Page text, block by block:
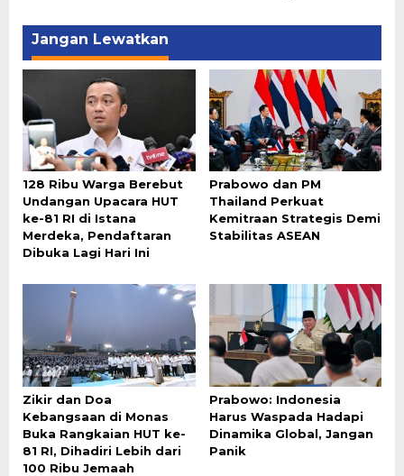
Jangan Lewatkan
128 Ribu Warga Berebut
Undangan Upacara HUT
ke-81 RI di Istana
Merdeka, Pendaftaran
Dibuka Lagi Hari Ini
Prabowo dan PM
Thailand Perkuat
Kemitraan Strategis Demi
Stabilitas ASEAN
Zikir dan Doa
Kebangsaan di Monas
Buka Rangkaian HUT ke-
81 RI, Dihadiri Lebih dari
100 Ribu Jemaah
Prabowo: Indonesia
Harus Waspada Hadapi
Dinamika Global, Jangan
Panik